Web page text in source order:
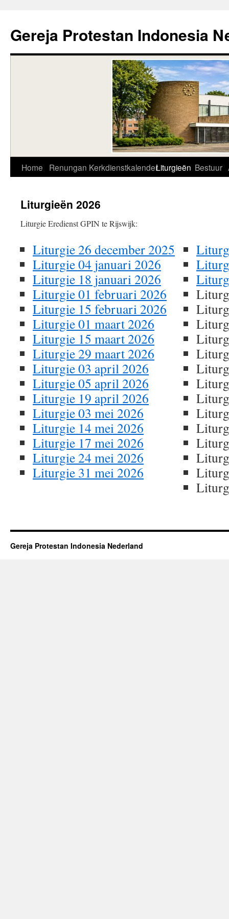
content
Gereja Protestan Indonesia
Home Renungan KerkdienstkalenderLiturgieën Bestuur
Liturgieën 2026
Liturgie Eredienst GPIN te Rijswijk:
Liturgie 26 december 2025
Liturgie 04 januari 2026
Liturgie 18 januari 2026
Liturgie 01 februari 2026
Liturgie 15 februari 2026
Liturgie 01 maart 2026
Liturgie 15 maart 2026
Liturgie 29 maart 2026
Liturgie 03 april 2026
Liturgie 05 april 2026
Liturgie 19 april 2026
Liturgie 03 mei 2026
Liturgie 14 mei 2026
Liturgie 17 mei 2026
Liturgie 24 mei 2026
Liturgie 31 mei 2026
Gereja Protestan Indonesia Nederland